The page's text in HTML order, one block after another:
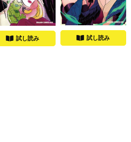
試し読み 試し読み